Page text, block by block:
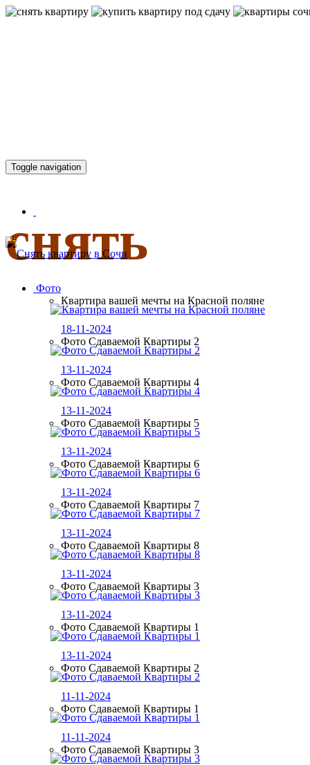
снять
Toggle navigation
Фото
Квартира вашей мечты на Красной поляне
18-11-2024
Фото Сдаваемой Квартиры 2
13-11-2024
Фото Сдаваемой Квартиры 4
13-11-2024
Фото Сдаваемой Квартиры 5
13-11-2024
Фото Сдаваемой Квартиры 6
13-11-2024
Фото Сдаваемой Квартиры 7
13-11-2024
Фото Сдаваемой Квартиры 8
13-11-2024
Фото Сдаваемой Квартиры 3
13-11-2024
Фото Сдаваемой Квартиры 1
13-11-2024
Фото Сдаваемой Квартиры 2
11-11-2024
Фото Сдаваемой Квартиры 1
11-11-2024
Фото Сдаваемой Квартиры 3